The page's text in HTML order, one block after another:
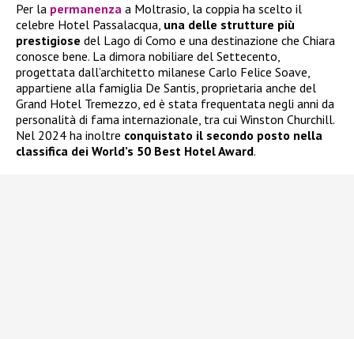
Per la permanenza a Moltrasio, la coppia ha scelto il
celebre Hotel Passalacqua, una delle strutture più
prestigiose del Lago di Como e una destinazione che Chiara
conosce bene. La dimora nobiliare del Settecento,
progettata dall’architetto milanese Carlo Felice Soave,
appartiene alla famiglia De Santis, proprietaria anche del
Grand Hotel Tremezzo, ed è stata frequentata negli anni da
personalità di fama internazionale, tra cui Winston Churchill.
Nel 2024 ha inoltre conquistato il secondo posto nella
classifica dei World’s 50 Best Hotel Award.